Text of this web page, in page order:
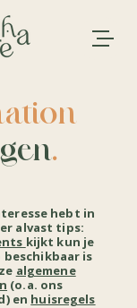
.
hebt in
alvast tips:
kijkt kun je
is
algemene
(o.a. ons
en huisregels